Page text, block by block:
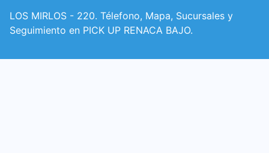
LOS MIRLOS - 220. Télefono, Mapa, Sucursales y
Seguimiento en PICK UP RENACA BAJO.